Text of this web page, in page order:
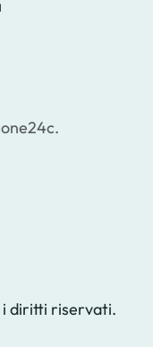
i diritti riservati.